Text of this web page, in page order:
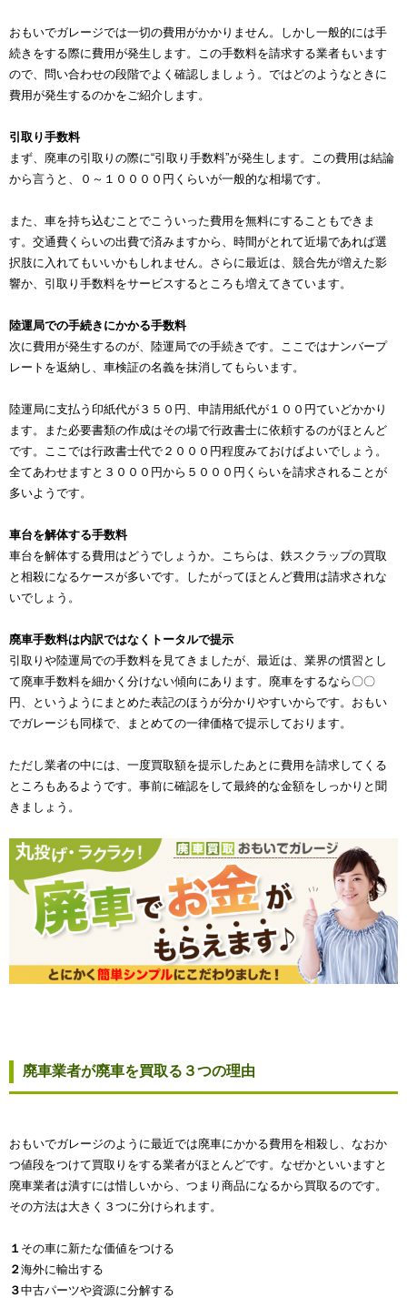
おもいでガレージでは一切の費用がかかりません。しかし一般的には手
続きをする際に費用が発生します。この手数料を請求する業者もいます
ので、問い合わせの段階でよく確認しましょう。ではどのようなときに
費用が発生するのかをご紹介します。
引取り手数料
まず、廃車の引取りの際に“引取り手数料”が発生します。この費用は結論
から言うと、０～１００００円くらいが一般的な相場です。
また、車を持ち込むことでこういった費用を無料にすることもできま
す。交通費くらいの出費で済みますから、時間がとれて近場であれば選
択肢に入れてもいいかもしれません。さらに最近は、競合先が増えた影
響か、引取り手数料をサービスするところも増えてきています。
陸運局での手続きにかかる手数料
次に費用が発生するのが、陸運局での手続きです。ここではナンバープ
レートを返納し、車検証の名義を抹消してもらいます。
陸運局に支払う印紙代が３５０円、申請用紙代が１００円ていどかかり
ます。また必要書類の作成はその場で行政書士に依頼するのがほとんど
です。ここでは行政書士代で２０００円程度みておけばよいでしょう。
全てあわせますと３０００円から５０００円くらいを請求されることが
多いようです。
車台を解体する手数料
車台を解体する費用はどうでしょうか。こちらは、鉄スクラップの買取
と相殺になるケースが多いです。したがってほとんど費用は請求されな
いでしょう。
廃車手数料は内訳ではなくトータルで提示
引取りや陸運局での手数料を見てきましたが、最近は、業界の慣習とし
て廃車手数料を細かく分けない傾向にあります。廃車をするなら〇〇
円、というようにまとめた表記のほうが分かりやすいからです。おもい
でガレージも同様で、まとめての一律価格で提示しております。
ただし業者の中には、一度買取額を提示したあとに費用を請求してくる
ところもあるようです。事前に確認をして最終的な金額をしっかりと聞
きましょう。
廃車業者が廃車を買取る３つの理由
おもいでガレージのように最近では廃車にかかる費用を相殺し、なおか
つ値段をつけて買取りをする業者がほとんどです。なぜかといいますと
廃車業者は潰すには惜しいから、つまり商品になるから買取るのです。
その方法は大きく３つに分けられます。
１ その車に新たな価値をつける
２海外に輸出する
３中古パーツや資源に分解する